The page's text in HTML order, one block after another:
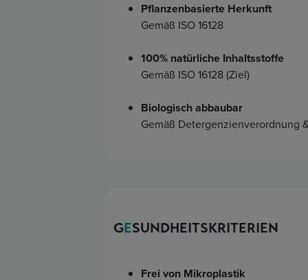
Pflanzenbasierte Herkunft
Gemäß ISO 16128
100% natürliche Inhaltsstoffe
Gemäß ISO 16128 (Ziel)
Biologisch abbaubar
Gemäß Detergenzienverordnung
GESUNDHEITSKRITERIEN
Frei von Mikroplastik